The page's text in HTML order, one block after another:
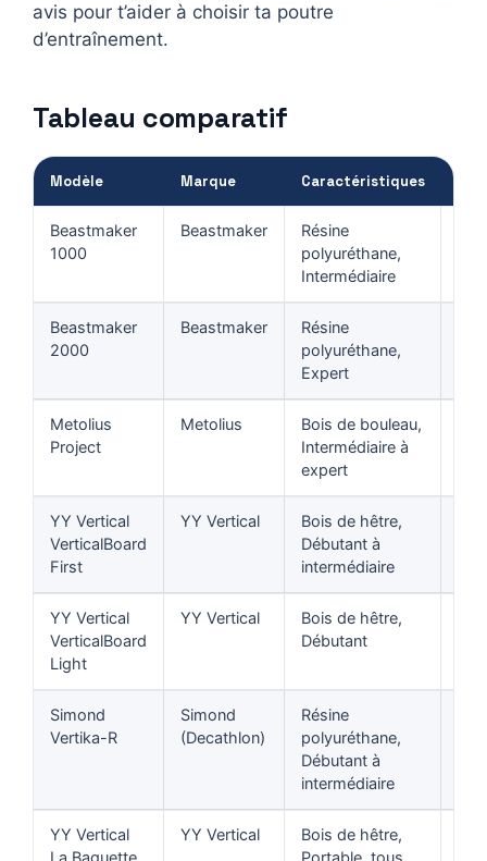
avis pour t’aider à choisir ta poutre
d’entraînement.
Tableau comparatif
Modèle Marque Caractéristiques
Beastmaker
1000
Beastmaker
Résine
polyuréthane,
Intermédiaire
Beastmaker
2000
Beastmaker
Résine
polyuréthane,
Expert
Metolius
Project
Metolius
Bois de bouleau,
Intermédiaire à
expert
YY Vertical
VerticalBoard
First
YY Vertical
Bois de hêtre,
Débutant à
intermédiaire
YY Vertical
VerticalBoard
Light
YY Vertical
Bois de hêtre,
Débutant
Simond
Vertika-R
Simond
(Decathlon)
Résine
polyuréthane,
Débutant à
intermédiaire
YY Vertical
YY Vertical
Bois de hêtre,